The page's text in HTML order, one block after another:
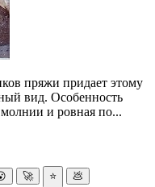
пряжи придает этому
вид. Особенность
и ровная по...
🚀 ⭐ 💩